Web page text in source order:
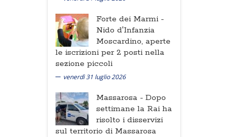
Forte dei Marmi -
Nido d'Infanzia
Moscardino, aperte
le iscrizioni per 2 posti nella
sezione piccoli
venerdì 31 luglio 2026
Massarosa - Dopo
settimane la Rai ha
risolto i disservizi
sul territorio di Massarosa